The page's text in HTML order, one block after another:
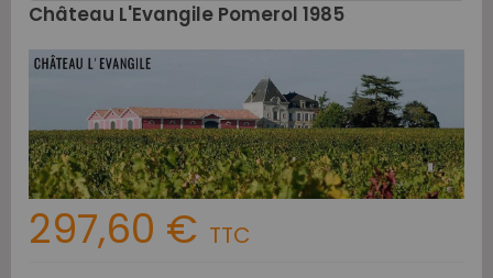
Château L'Evangile Pomerol 1985
297,60 € TTC